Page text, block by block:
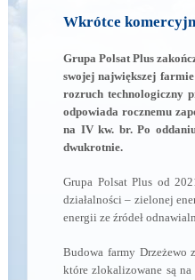
Wkrótce
Grupa Polsat Plus
swojej największej
rozruch technologiczny
odpowiada rocznemu
na IV kw. br. Po
dwukrotnie.
Grupa Polsat Plus od
działalności – zielonej
energii ze źródeł
Budowa farmy Drzeżewo
które zlokalizowane są